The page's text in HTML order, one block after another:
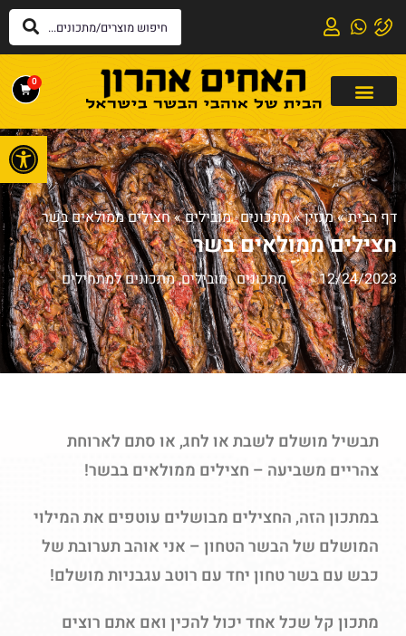
0
דף הבית»מגזין»מתכונים מובילים»חצילים ממולאים בשר
חצילים ממולאים בשר
12/24/2023 מתכונים מובילים,מתכונים למתחילים
תבשיל מושלם לשבת או לחג, או סתם לארוחת
צהריים משביעה – חצילים ממולאים בבשר!
במתכון הזה, החצילים מבושלים עוטפים את המילוי
המושלם של הבשר הטחון – אני אוהב תערובת של
כבש עם בשר טחון יחד עם רוטב עגבניות מושלם!
מתכון קל שכל אחד יכול להכין ואם אתם רוצים